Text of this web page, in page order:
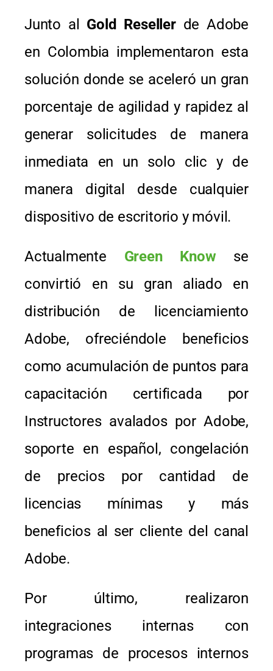
Junto al Gold Resellerde Adobe
en Colombia implementaron esta
solución donde se aceleró un gran
porcentaje de agilidad y rapidez al
generar solicitudes de manera
inmediata en un solo clic y de
manera digital desde cualquier
dispositivo de escritorio y móvil.
Actualmente Green Know se
convirtió en su gran aliado en
distribución de licenciamiento
Adobe, ofreciéndole beneficios
como acumulación de puntos para
capacitación certificada por
Instructores avalados por Adobe,
soporte en español, congelación
de precios por cantidad de
licencias mínimas y más
beneficios al ser cliente del canal
Adobe.
Por último, realizaron
integraciones internas con
programas de procesos internos